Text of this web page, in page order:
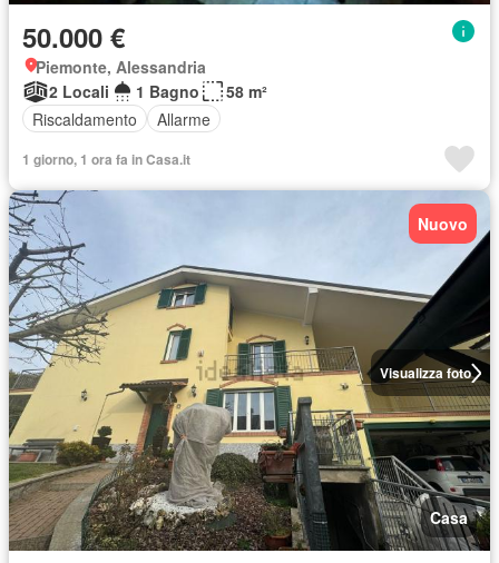
50.000 €
Piemonte, Alessandria
2 Locali
1 Bagno
58 m²
Riscaldamento
Allarme
1 giorno, 1 ora fa in Casa.it
Visualizza foto
Nuovo
Casa